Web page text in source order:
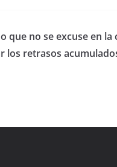
que no se excuse en
los retrasos